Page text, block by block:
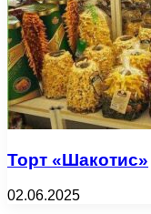
Торт «Шакотис»
02.06.2025